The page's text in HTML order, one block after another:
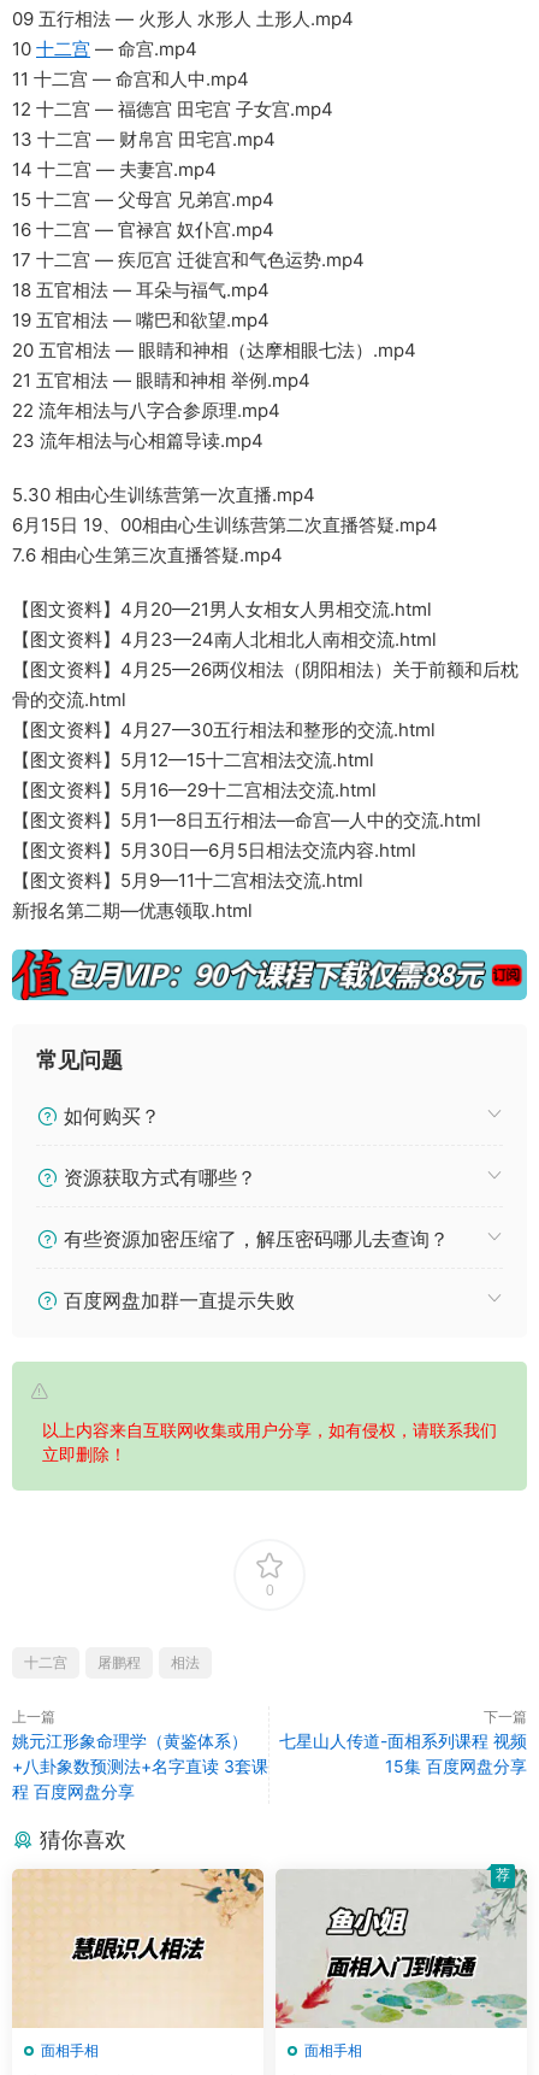
09 五行相法 — 火形人 水形人 土形人.mp4
10 十二宫 — 命宫.mp4
11 十二宫 — 命宫和人中.mp4
12 十二宫 — 福德宫 田宅宫 子女宫.mp4
13 十二宫 — 财帛宫 田宅宫.mp4
14 十二宫 — 夫妻宫.mp4
15 十二宫 — 父母宫 兄弟宫.mp4
16 十二宫 — 官禄宫 奴仆宫.mp4
17 十二宫 — 疾厄宫 迁徙宫和气色运势.mp4
18 五官相法 — 耳朵与福气.mp4
19 五官相法 — 嘴巴和欲望.mp4
20 五官相法 — 眼睛和神相（达摩相眼七法）.mp4
21 五官相法 — 眼睛和神相 举例.mp4
22 流年相法与八字合参原理.mp4
23 流年相法与心相篇导读.mp4
5.30 相由心生训练营第一次直播.mp4
6月15日 19、00相由心生训练营第二次直播答疑.mp4
7.6 相由心生第三次直播答疑.mp4
【图文资料】4月20—21男人女相女人男相交流.html
【图文资料】4月23—24南人北相北人南相交流.html
【图文资料】4月25—26两仪相法（阴阳相法）关于前额和后枕
骨的交流.html
【图文资料】4月27—30五行相法和整形的交流.html
【图文资料】5月12—15十二宫相法交流.html
【图文资料】5月16—29十二宫相法交流.html
【图文资料】5月1—8日五行相法—命宫—人中的交流.html
【图文资料】5月30日—6月5日相法交流内容.html
【图文资料】5月9—11十二宫相法交流.html
新报名第二期—优惠领取.html
常见问题
如何购买？
资源获取方式有哪些？
有些资源加密压缩了，解压密码哪儿去查询？
百度网盘加群一直提示失败
以上内容来自互联网收集或用户分享，如有侵权，请联系我们
立即删除！
0
十二宫 屠鹏程 相法
上一篇
姚元江形象命理学（黄鉴体系）
+八卦象数预测法+名字直读 3套课
程 百度网盘分享
下一篇
七星山人传道-面相系列课程 视频
15集 百度网盘分享
猜你喜欢
面相手相 面相手相
荐